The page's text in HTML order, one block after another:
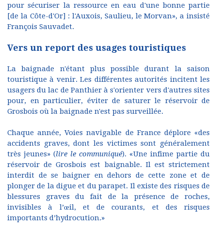
pour sécuriser la ressource en eau d'une bonne partie
[de la Côte-d'Or] : l'Auxois, Saulieu, le Morvan», a insisté
François Sauvadet.
Vers un report des usages touristiques
La baignade n'étant plus possible durant la saison
touristique à venir. Les différentes autorités incitent les
usagers du lac de Panthier à s'orienter vers d'autres sites
pour, en particulier, éviter de saturer le réservoir de
Grosbois où la baignade n'est pas surveillée.
Chaque année, Voies navigable de France déplore «des
accidents graves, dont les victimes sont généralement
très jeunes» (lire le communiqué). «Une infime partie du
réservoir de Grosbois est baignable. Il est strictement
interdit de se baigner en dehors de cette zone et de
plonger de la digue et du parapet. Il existe des risques de
blessures graves du fait de la présence de roches,
invisibles à l’œil, et de courants, et des risques
importants d’hydrocution.»